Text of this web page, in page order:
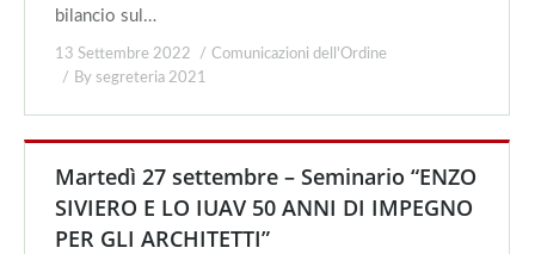
bilancio sul…
13 Settembre 2022
Comunicazioni dell'Ordine
By segreteria 2021
Martedì 27 settembre – Seminario “ENZO
SIVIERO E LO IUAV 50 ANNI DI IMPEGNO
PER GLI ARCHITETTI”